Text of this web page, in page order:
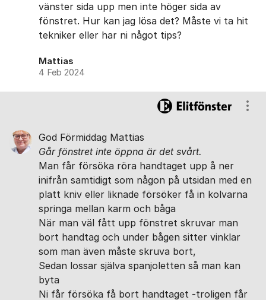
vänster sida upp men inte höger sida av
fönstret. Hur kan jag lösa det? Måste vi ta hit
tekniker eller har ni något tips?
Mattias
4 Feb 2024
God Förmiddag Mattias
Går fönstret inte öppna är det svårt.
Man får försöka röra handtaget upp å ner
inifrån samtidigt som någon på utsidan med en
platt kniv eller liknade försöker få in kolvarna
springa mellan karm och båga
När man väl fått upp fönstret skruvar man
bort handtag och under bågen sitter vinklar
som man även måste skruva bort,
Sedan lossar själva spanjoletten så man kan
byta
Ni får försöka få bort handtaget -troligen får